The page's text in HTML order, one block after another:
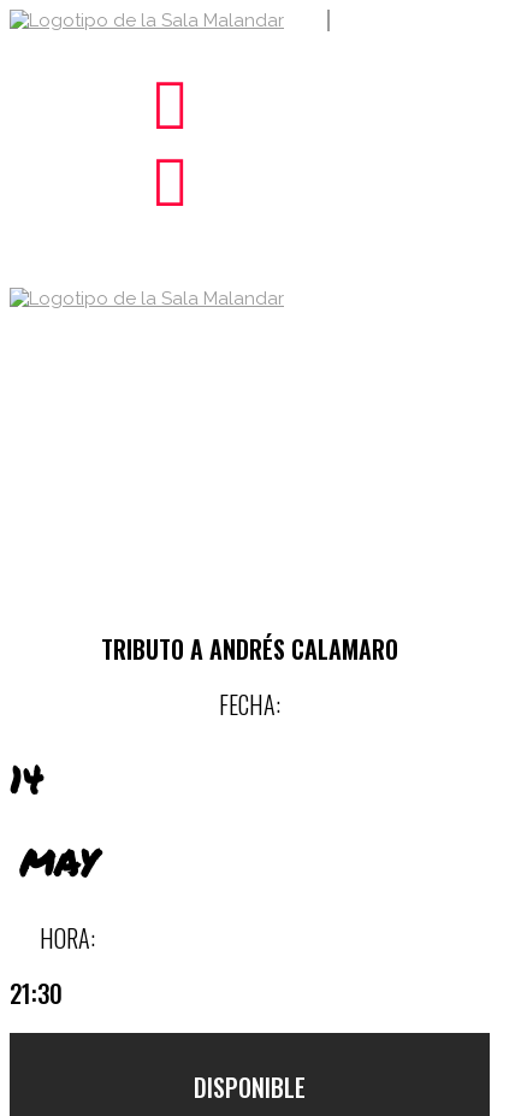
TRIBUTO A ANDRÉS CALAMARO
FECHA:
14
MAY
HORA:
21:30
DISPONIBLE